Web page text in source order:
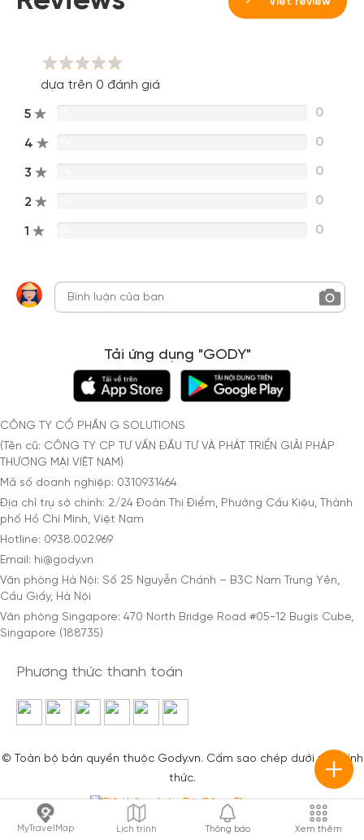
dựa trên 0 đánh giá
5 0
4 0
3 0
2 0
1 0
MyTravelMap Lịch trình Thông báo Xem thêm
Tải ứng dụng "GODY"
CÔNG TY CỔ PHẦN G SOLUTIONS
(Tên cũ: CÔNG TY CP TƯ VẤN ĐẦU TƯ VÀ PHÁT TRIỂN GIẢI PHÁP
THƯƠNG MẠI VIỆT NAM)
Mã số doanh nghiệp: 0310931464
Địa chỉ trụ sở chính: 2/24 Đoàn Thị Điểm, Phường Cầu Kiệu, Thành
phố Hồ Chí Minh, Việt Nam
Hotline: 0938.002.969
Email: hi@gody.vn
Văn phòng Hà Nội: Số 25 Nguyễn Chánh – B3C Nam Trung Yên,
Cầu Giấy, Hà Nội
Văn phòng Singapore: 470 North Bridge Road #05-12 Bugis Cube,
Singapore (188735)
Phương thức thanh toán
© Toàn bộ bản quyền thuộc Gody.vn. Cấm sao chép dưới mọi hình
thức.